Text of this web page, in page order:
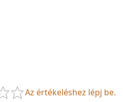
Az értékeléshez lépj be.